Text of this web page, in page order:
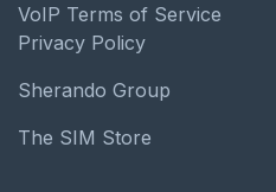
VoIP Terms of Service
Privacy Policy
Sherando Group
The SIM Store